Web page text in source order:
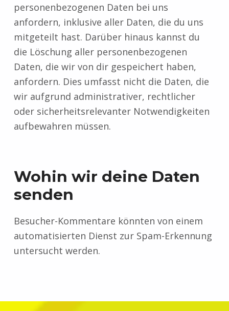
personenbezogenen Daten bei uns
anfordern, inklusive aller Daten, die du uns
mitgeteilt hast. Darüber hinaus kannst du
die Löschung aller personenbezogenen
Daten, die wir von dir gespeichert haben,
anfordern. Dies umfasst nicht die Daten, die
wir aufgrund administrativer, rechtlicher
oder sicherheitsrelevanter Notwendigkeiten
aufbewahren müssen.
Wohin wir deine Daten
senden
Besucher-Kommentare könnten von einem
automatisierten Dienst zur Spam-Erkennung
untersucht werden.